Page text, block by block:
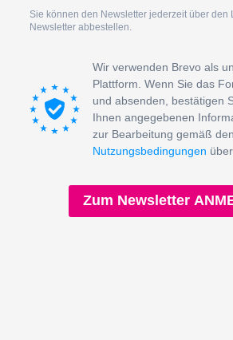
Sie können den Newsletter jederzeit über den
Newsletter abbestellen.
Wir verwenden Brevo als
Plattform. Wenn Sie das
und absenden, bestätigen
Ihnen angegebenen
zur Bearbeitung gemäß den
Nutzungsbedingungen
Zum Newsletter